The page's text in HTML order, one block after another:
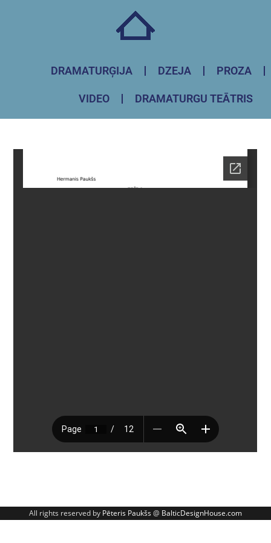
DRAMATURĢIJA DZEJA PROZA
VIDEO DRAMATURGU TEĀTRIS
All rights reserved by Pēteris Paukšs@ BalticDesignHouse.com